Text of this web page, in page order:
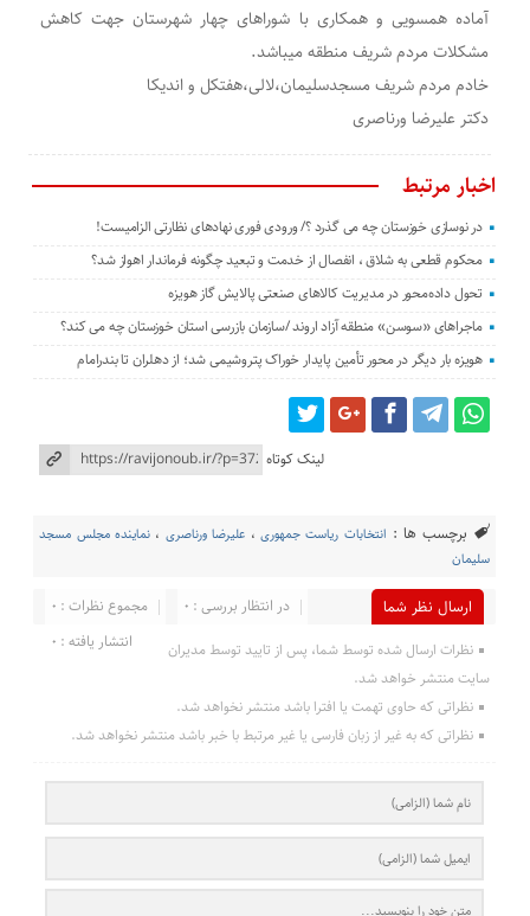
آماده همسویی و همکاری با شوراهای چهار شهرستان جهت کاهش
مشکلات مردم شریف منطقه میباشد.
خادم مردم شریف مسجدسلیمان،لالی،هفتکل و اندیکا
دکتر علیرضا ورناصری
اخبار مرتبط
در نوسازی خوزستان چه می گذرد ؟/ ورودی فوری نهادهای نظارتی الزامیست!
محکوم قطعی به شلاق ، انفصال از خدمت و تبعید چگونه فرماندار اهواز شد؟
تحول داده‌محور در مدیریت کالاهای صنعتی پالایش گاز هویزه
ماجراهای «سوسن» منطقه آزاد اروند /سازمان بازرسی استان خوزستان چه می کند؟
هویزه بار دیگر در محور تأمین پایدار خوراک پتروشیمی شد؛ از دهلران تا بندرامام
لینک کوتاه
برچسب ها : انتخابات ریاست جمهوری ، علیرضا ورناصری ،نماینده مجلس مسجد
سلیمان
ارسال نظر شما مجموع نظرات : 0
در انتظار بررسی : 0
انتشار یافته : 0
نظرات ارسال شده توسط شما، پس از تایید توسط مدیران
سایت منتشر خواهد شد.
نظراتی که حاوی تهمت یا افترا باشد منتشر نخواهد شد.
نظراتی که به غیر از زبان فارسی یا غیر مرتبط با خبر باشد منتشر نخواهد شد.